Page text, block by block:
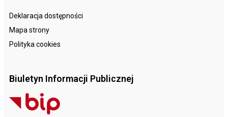
Deklaracja dostępności
Mapa strony
Polityka cookies
Biuletyn Informacji Publicznej